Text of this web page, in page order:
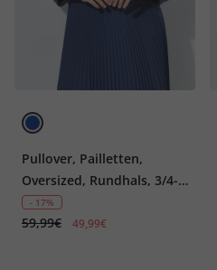
Pullover, Pailletten,
Oversized, Rundhals, 3/4-
Arm
- 17%
59,99€ 49,99€